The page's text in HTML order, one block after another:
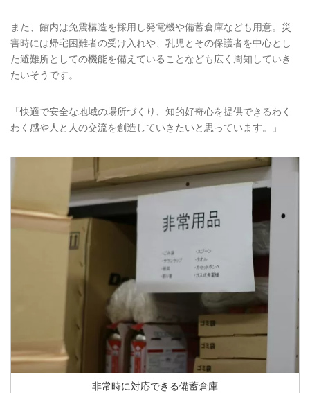
また、館内は免震構造を採用し発電機や備蓄倉庫なども用意。災
害時には帰宅困難者の受け入れや、乳児とその保護者を中心とし
た避難所としての機能を備えていることなども広く周知していき
たいそうです。
「快適で安全な地域の場所づくり、知的好奇心を提供できるわく
わく感や人と人の交流を創造していきたいと思っています。」
非常時に対応できる備蓄倉庫